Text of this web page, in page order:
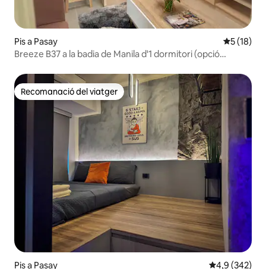
Pis a Pasay 5 de
5 (18)
Breeze B37 a la badia de Manila d'1 dormitori (opció
Recomanació del viatger
Recomanació del viatger
Pis a Pasay 4,9 de
4,9 (342)